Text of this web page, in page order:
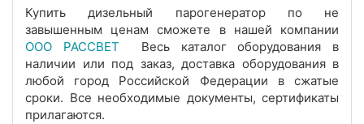
Купить дизельный парогенератор по не
завышенным ценам сможете в нашей компании
ООО РАССВЕТ
Весь каталог оборудования в
наличии или под заказ, доставка оборудования в
любой город Российской Федерации в сжатые
сроки. Все необходимые документы, сертификаты
прилагаются.